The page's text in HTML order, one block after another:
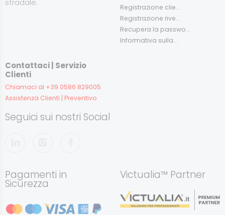
Registrazione clie...
Registrazione rive...
Recupera la passwo...
Informativa sulla...
Contattaci | Servizio
Clienti
Chiamaci al +39 0586 829005
Assistenza Clienti | Preventivo
Seguici sui nostri Social
Pagamenti in
Sicurezza
Victualia™ Partner